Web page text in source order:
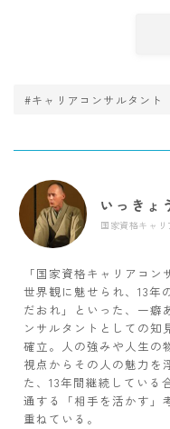
#キャリアコンサルタント
いっきょ
国家資格キャ
「国家資格キャリアコ
世界観に魅せられ、13年
だおれ」といった、一癖
ンサルタントとしての知
確立。人の強みや人生の
視点からその人の魅力を
た、13年間継続している
通する「相手を活かす」
重ねている。